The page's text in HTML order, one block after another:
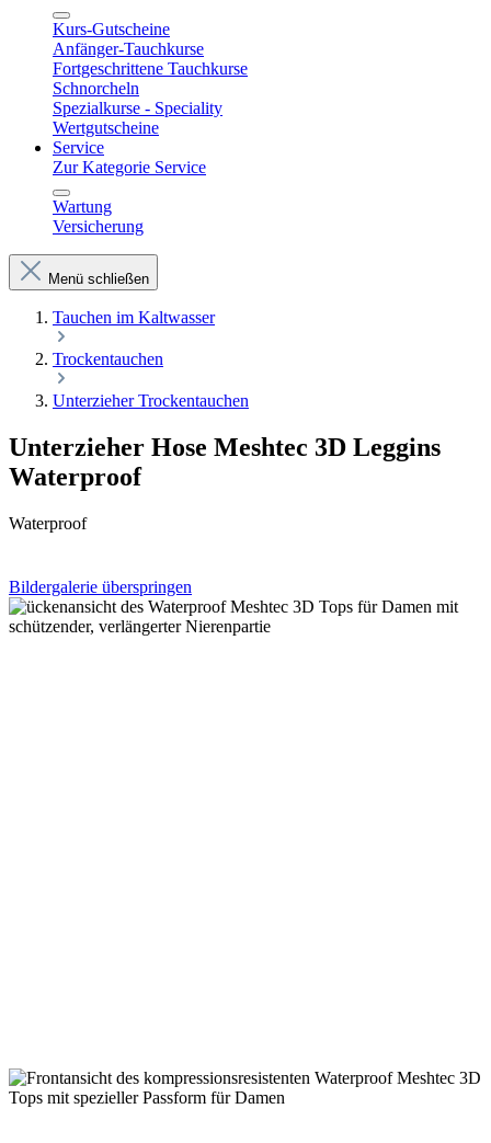
Kurs-Gutscheine
Anfänger-Tauchkurse
Fortgeschrittene Tauchkurse
Schnorcheln
Spezialkurse - Speciality
Wertgutscheine
Service
Zur Kategorie Service
Wartung
Versicherung
Menü schließen
Tauchen im Kaltwasser
Trockentauchen
Unterzieher Trockentauchen
Unterzieher Hose Meshtec 3D Leggins
Waterproof
Waterproof
Bildergalerie überspringen